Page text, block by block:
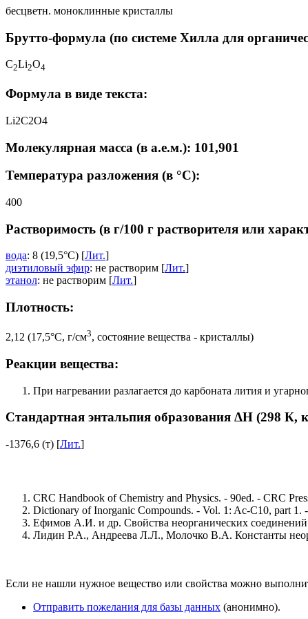
бесцветн. моноклинные кристаллы
Брутто-формула (по системе Хилла для
C2Li2O4
Формула в виде текста:
Li2C2O4
Молекулярная масса (в а.е.м.): 101,901
Температура разложения (в °C):
400
Растворимость (в г/100 г растворителя или
вода: 8 (19,5°C) [Лит.]
диэтиловый эфир: не растворим [Лит.]
этанол: не растворим [Лит.]
Плотность:
2,12 (17,5°C, г/см3, состояние вещества - кристаллы)
Реакции вещества:
При нагревании разлагается до карбоната лития и
Стандартная энтальпия образования ΔH (298 К,
-1376,6 (т) [Лит.]
CRC Handbook of Chemistry and Physics. - 90ed. - CRC
Dictionary of Inorganic Compounds. - Vol. 1: Ac-C10, part 1.
Ефимов А.И. и др. Свойства неорганических
Лидин Р.А., Андреева Л.Л., Молочко В.А. Константы
Если не нашли нужное вещество или свойства можно
Отправить пожелания для базы данных (анонимно).